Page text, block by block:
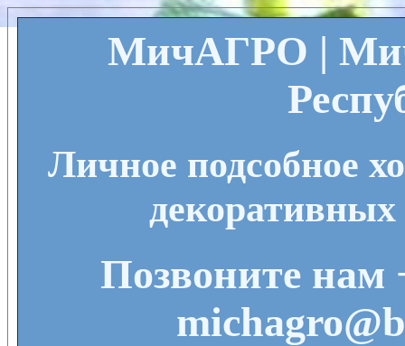
МичАГРО |
Личное подсобное
декоративных
Позвоните нам